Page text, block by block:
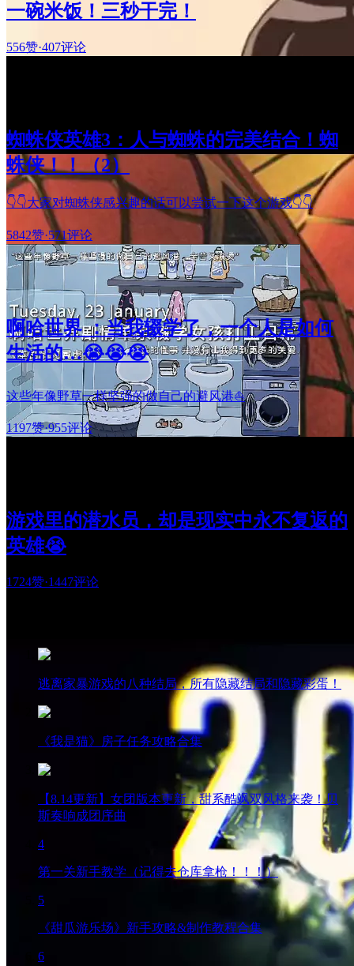
一碗米饭！三秒干完！
556赞·407评论
蜘蛛侠英雄3：人与蜘蛛的完美结合！蜘
蛛侠！！（2）
👇👇大家对蜘蛛侠感兴趣的话可以尝试一下这个游戏👇👇
5842赞·571评论
啊哈世界 ：当我辍学了，一个人是如何
生活的…😭😭😭
这些年像野草一样坚强的做自己的避风港⛵
1197赞·955评论
游戏里的潜水员，却是现实中永不复返的
英雄😭
1724赞·1447评论
逃离家暴游戏的八种结局，所有隐藏结局和隐藏彩蛋！
《我是猫》房子任务攻略合集
【8.14更新】女团版本更新，甜系酷飒双风格来袭！贝
斯奏响成团序曲
4
第一关新手教学（记得去仓库拿枪！！！）
5
《甜瓜游乐场》新手攻略&制作教程合集
6